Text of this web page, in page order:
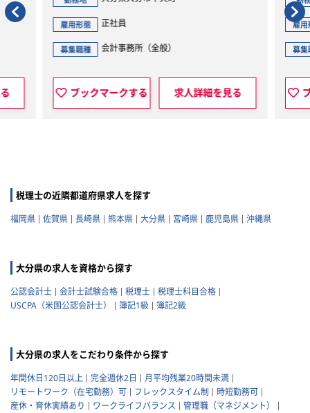
雇用形態 正社員
募集職種 会計事務所（全般）
ブックマークする 求人詳細を見る
雇用
募集
税理士の近隣都道府県求人を探す
福岡県 佐賀県 長崎県 熊本県 大分県 宮崎県 鹿児島県 沖縄県
大分県の求人を資格から探す
公認会計士 会計士試験合格 税理士
税理士科目合格
USCPA（米国公認会計士）
簿記1級 簿記2級
大分県の求人をこだわり条件から探す
年間休日120日以上 完全週休2日
月平均残業20時間未満
リモートワーク（在宅勤務）可
フレックスタイム制
時短勤務可
産休・育休実績あり
ワークライフバランス
管理職（マネジメント）